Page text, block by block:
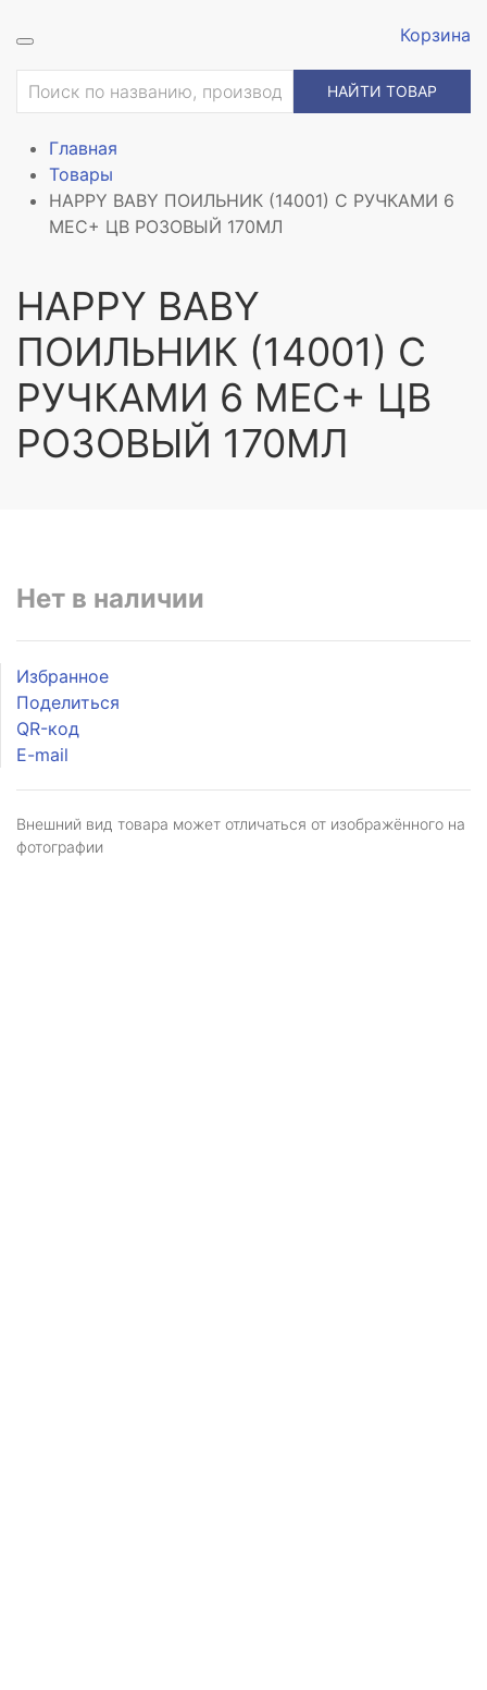
Корзина
НАЙТИ ТОВАР
Главная
Товары
HAPPY BABY ПОИЛЬНИК (14001) С РУЧКАМИ 6
МЕС+ ЦВ РОЗОВЫЙ 170МЛ
HAPPY BABY
ПОИЛЬНИК (14001) С
РУЧКАМИ 6 МЕС+ ЦВ
РОЗОВЫЙ 170МЛ
Нет в наличии
Избранное
Поделиться
QR-код
E-mail
Внешний вид товара может отличаться от изображённого на
фотографии